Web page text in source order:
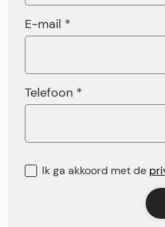
E-mail *
Telefoon *
Ik ga akkoord met de